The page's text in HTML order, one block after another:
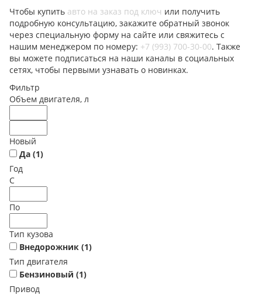
Чтобы купить авто на заказ под ключ или получить
подробную консультацию, закажите обратный звонок
через специальную форму на сайте или свяжитесь с
нашим менеджером по номеру: +7 (993) 700-30-00. Также
вы можете подписаться на наши каналы в социальных
сетях, чтобы первыми узнавать о новинках.
Фильтр
Объем двигателя, л
Новый
Да (1)
Год
С
По
Тип кузова
Внедорожник (1)
Тип двигателя
Бензиновый (1)
Привод